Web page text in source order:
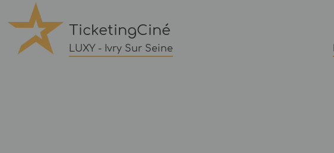
TicketingCiné
LUXY - Ivry Sur Seine